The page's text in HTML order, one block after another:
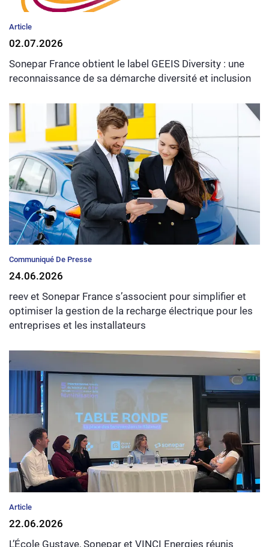
Article
02.07.2026
Sonepar France obtient le label GEEIS Diversity : une
reconnaissance de sa démarche diversité et inclusion
Communiqué De Presse
24.06.2026
reev et Sonepar France s’associent pour simplifier et
optimiser la gestion de la recharge électrique pour les
entreprises et les installateurs
Article
22.06.2026
L’École Gustave, Sonepar et VINCI Energies réunis